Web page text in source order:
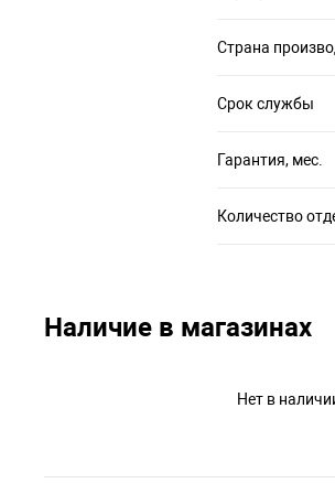
Страна
Срок службы
Гарантия, мес.
Количество
Наличие в магазинах
Нет в